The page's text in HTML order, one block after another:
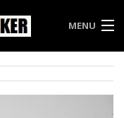
MENU